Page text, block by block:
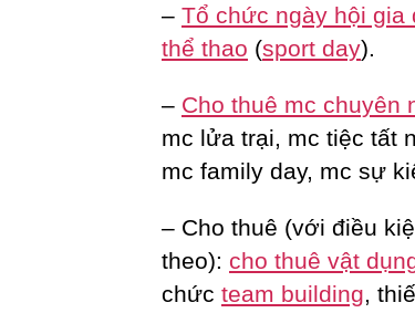
– Tổ chức ngày hội gia
thể thao (sport day).
– Cho thuê mc chuyên
mc lửa trại, mc tiệc tất
mc family day, mc sự
– Cho thuê (với điều
theo): cho thuê vật
chức team building ,